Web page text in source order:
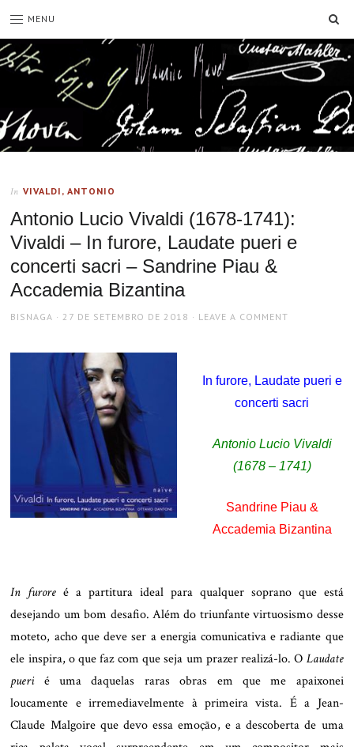
MENU
In VIVALDI, ANTONIO
Antonio Lucio Vivaldi (1678-1741):
Vivaldi – In furore, Laudate pueri e
concerti sacri – Sandrine Piau &
Accademia Bizantina
AUTHOR
BISNAGA
POSTED
27 DE SETEMBRO DE 2018 LEAVE A COMMENT
In furore, Laudate pueri e
concerti sacri
Antonio Lucio Vivaldi
(1678 – 1741)
Sandrine Piau &
Accademia Bizantina
In furore é a partitura ideal para qualquer soprano que está
desejando um bom desafio. Além do triunfante virtuosismo desse
moteto, acho que deve ser a energia comunicativa e radiante que
ele inspira, o que faz com que seja um prazer realizá-lo. O Laudate
puerié uma daquelas raras obras em que me apaixonei
loucamente e irremediavelmente à primeira vista. É a Jean-
Claude Malgoire que devo essa emoção, e a descoberta de uma